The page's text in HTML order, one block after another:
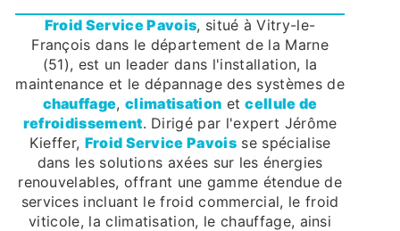
Froid Service Pavois, situé à Vitry-le-
François dans le département de la Marne
(51), est un leader dans l'installation, la
maintenance et le dépannage des systèmes de
chauffage,climatisation etcellule de
refroidissement. Dirigé par l'expert Jérôme
Kieffer, Froid Service Pavois se spécialise
dans les solutions axées sur les énergies
renouvelables, offrant une gamme étendue de
services incluant le froid commercial, le froid
viticole, la climatisation, le chauffage, ainsi